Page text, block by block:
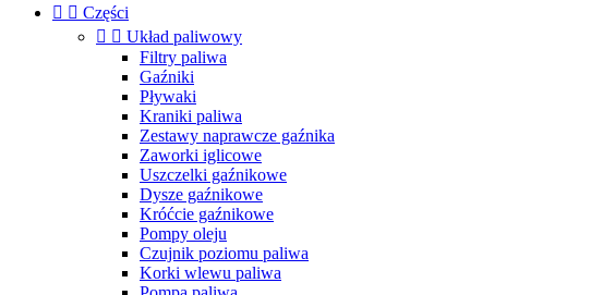
  Części
  Układ paliwowy
Filtry paliwa
Gaźniki
Pływaki
Kraniki paliwa
Zestawy naprawcze gaźnika
Zaworki iglicowe
Uszczelki gaźnikowe
Dysze gaźnikowe
Króćcie gaźnikowe
Pompy oleju
Czujnik poziomu paliwa
Korki wlewu paliwa